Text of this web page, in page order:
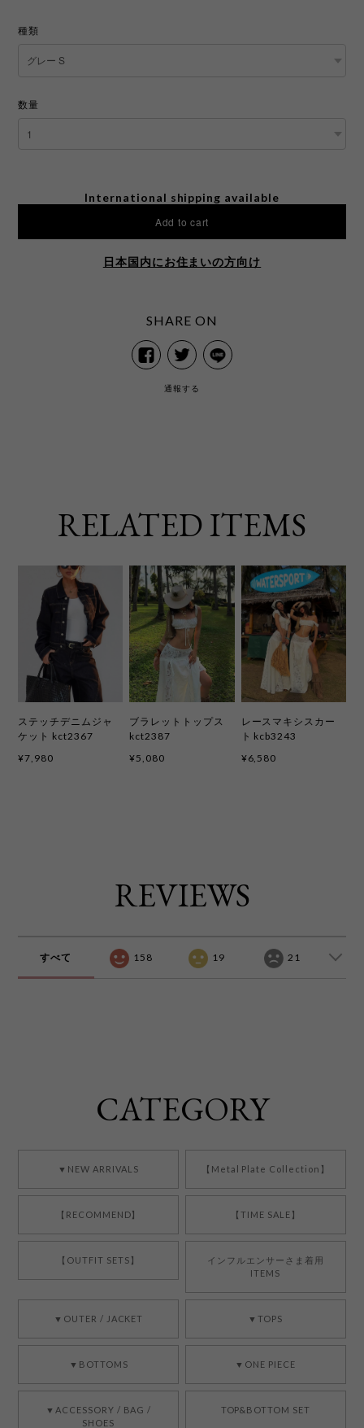
種類
数量
International shipping available
Add to cart
日本国内にお住まいの方向け
SHARE ON
通報する
RELATED ITEMS
ステッチデニムジャ
ケット kct2367
¥7,980
ブラレットトップス
kct2387
¥5,080
レースマキシスカー
ト kcb3243
¥6,580
REVIEWS
すべて 158 19 21
CATEGORY
▼NEW ARRIVALS 【Metal Plate Collection】
【RECOMMEND】 【TIME SALE】
【OUTFIT SETS】
インフルエンサーさま着用
ITEMS
▼OUTER / JACKET ▼TOPS
▼BOTTOMS ▼ONE PIECE
▼ACCESSORY / BAG /
SHOES
TOP&BOTTOM SET